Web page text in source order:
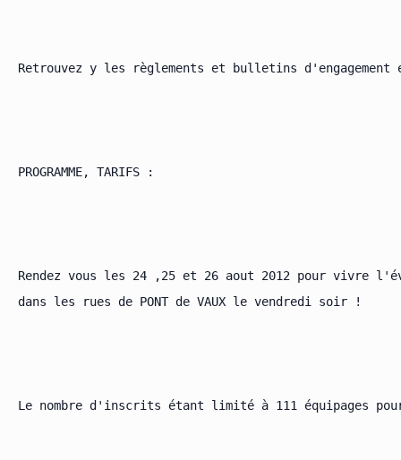
Retrouvez y les règlements et bulletins d'engagement
PROGRAMME, TARIFS :
Rendez vous les 24 ,25 et 26 aout 2012 pour vivre
dans les rues de PONT de VAUX le vendredi soir !
Le nombre d'inscrits étant limité à 111 équipages